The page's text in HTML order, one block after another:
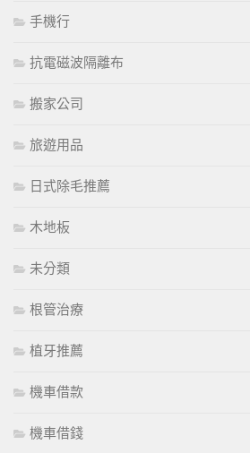
手機行
抗電磁波隔離布
搬家公司
旅遊用品
日式除毛推薦
木地板
未分類
根管治療
植牙推薦
機車借款
機車借錢